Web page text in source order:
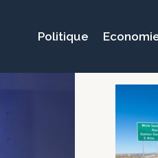
Politique